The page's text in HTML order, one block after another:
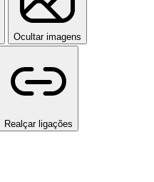
Ocultar imagens
Realçar ligações